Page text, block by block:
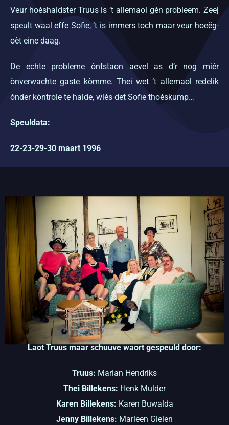
Veur hoéshaldster Truus is ‘t allemaol gèn probleem. Zeej
speult waal effe Sofie, ‘t is immers toch maar veur hoeëg-
oèt eine daag.
De echte probleme òntstaon aevel as d’r nog miér
ònverwachte gaste kòmme. Thei wet ‘t allemaol redelik
ònder kòntrole te halde, wiés det Sofie thoéskump…
Speuldata:
22-23-29-30 maart 1996
Laot Truus maar schuuve waort gespeuld door:
Truus: Marian Hendriks
Thei Billekens: Henk Mulder
Karen Billekens: Karen Buwalda
Jenny Billekens: Marleen Gielen